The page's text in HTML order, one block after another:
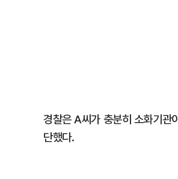
경찰은 A씨가 충분히 소화기관
단했다.